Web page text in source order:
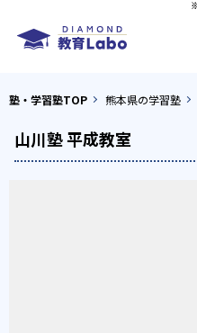
塾・学習塾TOP 熊本県の学習塾
山川塾 平成教室